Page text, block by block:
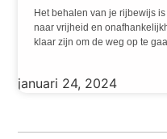
Het behalen van je rijbewijs
naar vrijheid en
klaar zijn om de weg op te
januari 24, 2024